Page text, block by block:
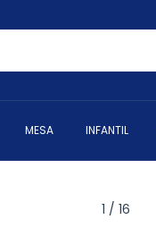
MESA INFANTIL
1 / 16